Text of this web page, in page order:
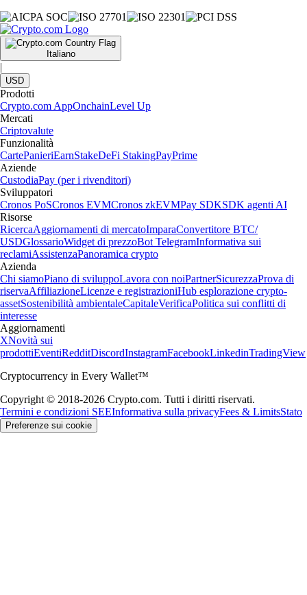
Italiano
|
USD
Prodotti
Crypto.com AppOnchainLevel Up
Mercati
Criptovalute
Funzionalità
CartePanieriEarnStakeDeFi StakingPayPrime
Aziende
CustodiaPay (per i rivenditori)
Sviluppatori
Cronos PoSCronos EVMCronos zkEVMPay SDKSDK agenti AI
Risorse
RicercaAggiornamenti di mercatoImparaConvertitore BTC/
USDGlossarioWidget di prezzoBot TelegramInformativa sui
reclamiAssistenzaPanoramica crypto
Azienda
Chi siamoPiano di sviluppoLavora con noiPartnerSicurezzaProva di
riservaAffiliazioneLicenze e registrazioniHub esplorazione crypto-
assetSostenibilità ambientaleCapitaleVerificaPolitica sui conflitti di
interesse
Aggiornamenti
XNovità sui
prodottiEventiRedditDiscordInstagramFacebookLinkedinTradingView
Cryptocurrency in Every Wallet™
Copyright © 2018-2026 Crypto.com. Tutti i diritti riservati.
Termini e condizioni SEEInformativa sulla privacyFees & LimitsStato
Preferenze sui cookie